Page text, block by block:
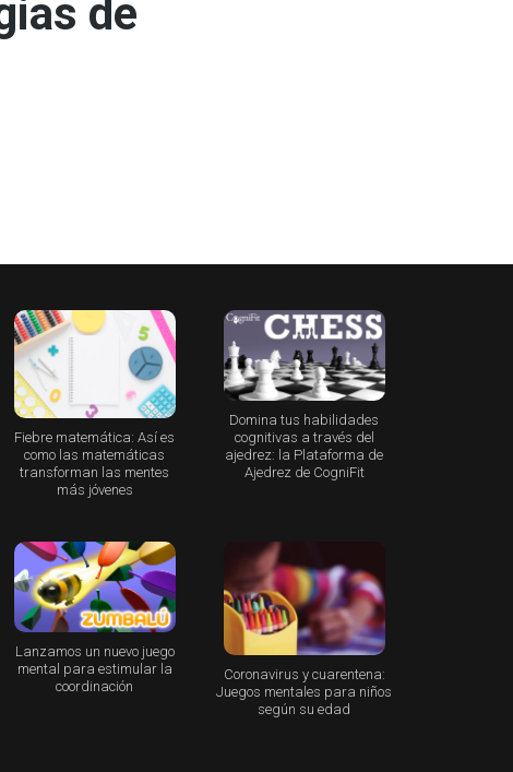
de
Fiebre matemática: Así es
como las matemáticas
transforman las mentes
más jóvenes
Domina tus habilidades
cognitivas a través del
ajedrez: la Plataforma de
Ajedrez de CogniFit
Lanzamos un nuevo juego
mental para estimular la
coordinación
Coronavirus y cuarentena:
Juegos mentales para niños
según su edad